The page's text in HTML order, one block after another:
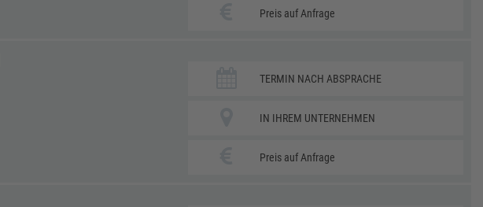
Preis auf Anfrage
TERMIN NACH ABSPRACHE
IN IHREM UNTERNEHMEN
Preis auf Anfrage